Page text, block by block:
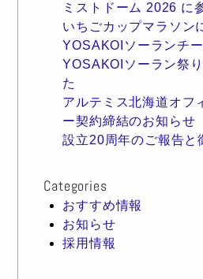
ミストドーム 2026 に
いちごカップマラソン
YOSAKOIソーランチ
YOSAKOIソーラン祭
た
アルテミス北海道オフ
ー契約締結のお知らせ
設立20周年のご報告と
Categories
おすすめ情報
お知らせ
採用情報